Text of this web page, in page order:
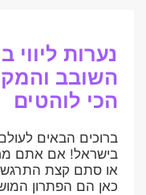
נערות
השובב
הכי לוהטים
ברוכים הבאים
בישראל! אם אתם
או סתם קצת
כאן הם הפתרון